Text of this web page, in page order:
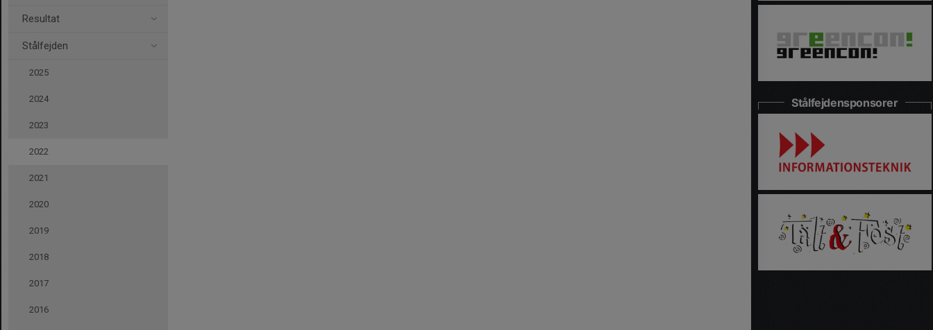
Resultat
Stålfejden
2025
2024
2023
2022
2021
2020
2019
2018
2017
2016
Stålfejdensponsorer